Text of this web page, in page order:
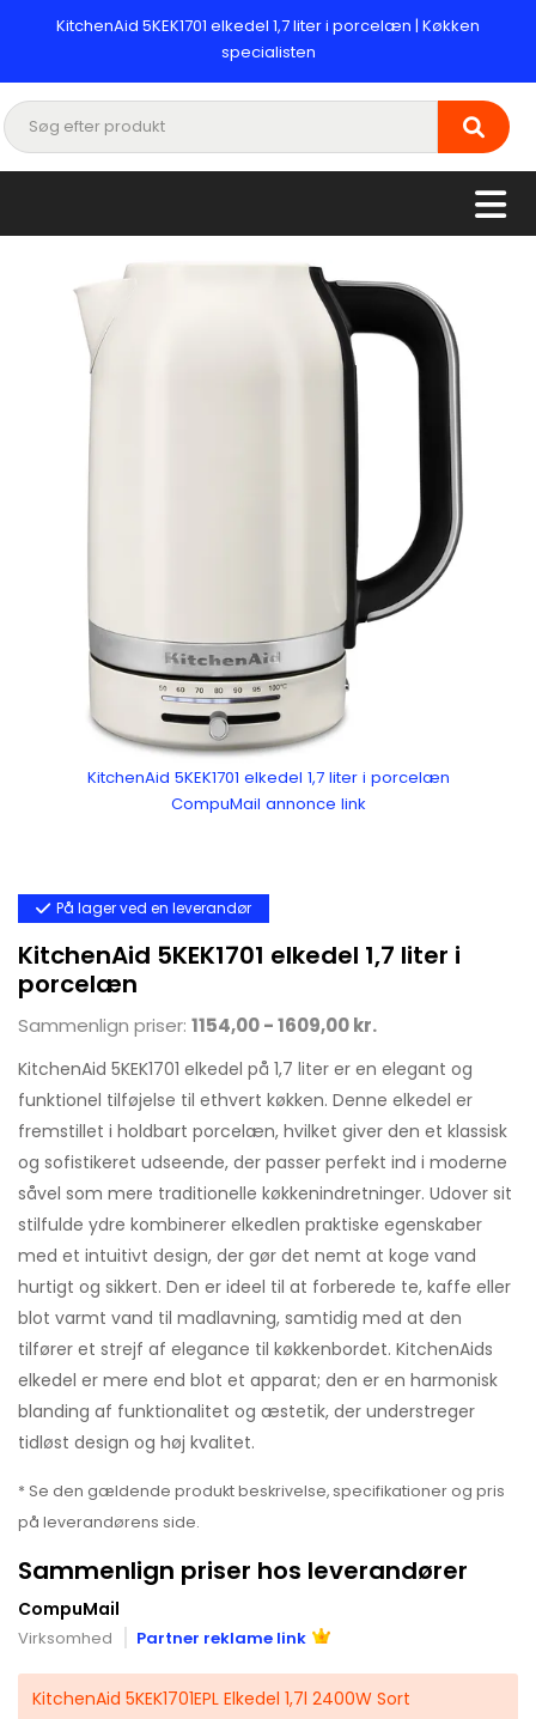
KitchenAid 5KEK1701 elkedel 1,7 liter i porcelæn | Køkken
specialisten
KitchenAid 5KEK1701 elkedel 1,7 liter i porcelæn
CompuMail annonce link
På lager ved en leverandør
KitchenAid 5KEK1701 elkedel 1,7 liter i
porcelæn
Sammenlign priser: 1154,00 - 1609,00 kr.
KitchenAid 5KEK1701 elkedel på 1,7 liter er en elegant og
funktionel tilføjelse til ethvert køkken. Denne elkedel er
fremstillet i holdbart porcelæn, hvilket giver den et klassisk
og sofistikeret udseende, der passer perfekt ind i moderne
såvel som mere traditionelle køkkenindretninger. Udover sit
stilfulde ydre kombinerer elkedlen praktiske egenskaber
med et intuitivt design, der gør det nemt at koge vand
hurtigt og sikkert. Den er ideel til at forberede te, kaffe eller
blot varmt vand til madlavning, samtidig med at den
tilfører et strejf af elegance til køkkenbordet. KitchenAids
elkedel er mere end blot et apparat; den er en harmonisk
blanding af funktionalitet og æstetik, der understreger
tidløst design og høj kvalitet.
* Se den gældende produkt beskrivelse, specifikationer og pris
på leverandørens side.
Sammenlign priser hos leverandører
CompuMail
Virksomhed Partner reklame link
KitchenAid 5KEK1701EPL Elkedel 1,7l 2400W Sort